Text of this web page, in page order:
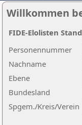
Willkommen
Nachname
Ebene
Personennummer
Bundesland
Spgem./Kreis/Verein
FIDE-Elolisten Stand